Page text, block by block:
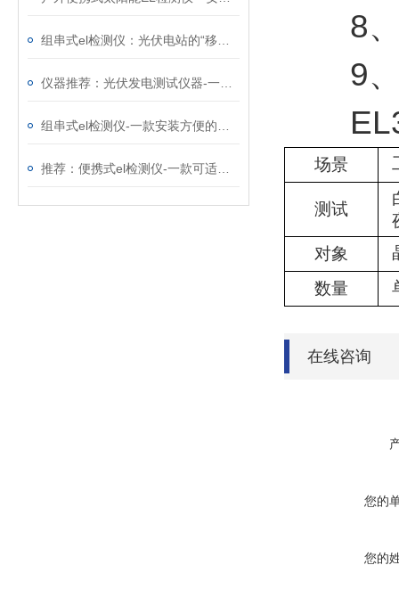
8、
9、
EL3
场景
测试
对象
数量
在线咨询
您的
您的